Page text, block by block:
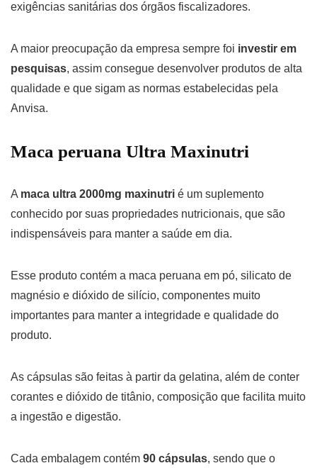
exigências sanitárias dos órgãos fiscalizadores.
A maior preocupação da empresa sempre foi investir em
pesquisas, assim consegue desenvolver produtos de alta
qualidade e que sigam as normas estabelecidas pela
Anvisa.
Maca peruana Ultra Maxinutri
A maca ultra 2000mg maxinutri é um suplemento
conhecido por suas propriedades nutricionais, que são
indispensáveis para manter a saúde em dia.
Esse produto contém a maca peruana em pó, silicato de
magnésio e dióxido de silício, componentes muito
importantes para manter a integridade e qualidade do
produto.
As cápsulas são feitas à partir da gelatina, além de conter
corantes e dióxido de titânio, composição que facilita muito
a ingestão e digestão.
Cada embalagem contém 90 cápsulas, sendo que o